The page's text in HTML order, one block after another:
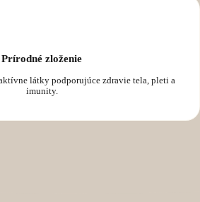
Prírodné zloženie
látky podporujúce zdravie tela, pleti a
imunity.